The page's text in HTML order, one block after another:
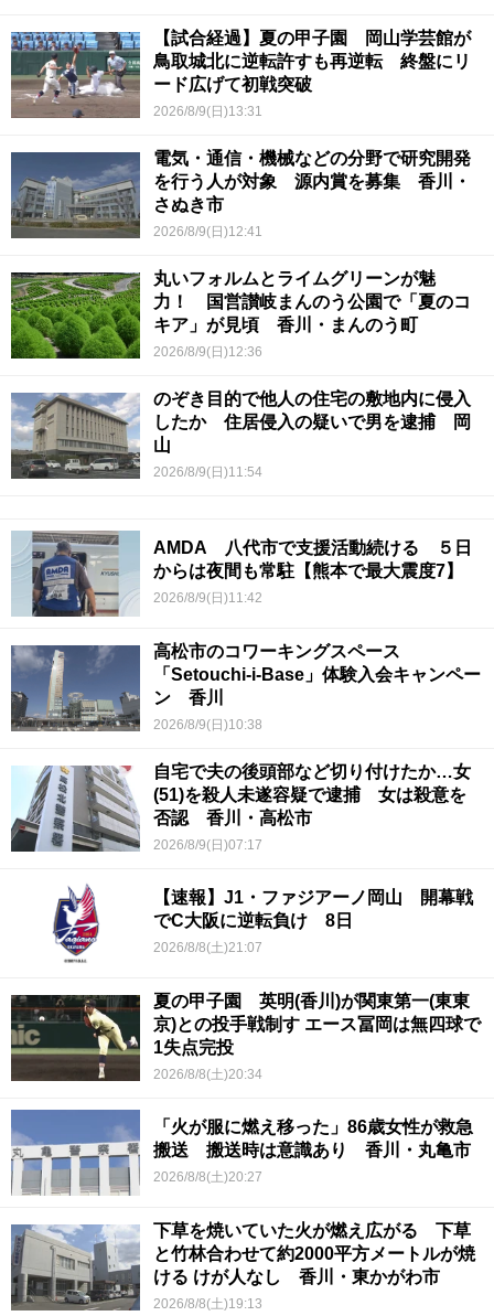
【試合経過】夏の甲子園 岡山学芸館が
鳥取城北に逆転許すも再逆転 終盤にリ
ード広げて初戦突破
2026/8/9(日)13:31
電気・通信・機械などの分野で研究開発
を行う人が対象 源内賞を募集 香川・
さぬき市
2026/8/9(日)12:41
丸いフォルムとライムグリーンが魅
力！ 国営讃岐まんのう公園で「夏のコ
キア」が見頃 香川・まんのう町
2026/8/9(日)12:36
のぞき目的で他人の住宅の敷地内に侵入
したか 住居侵入の疑いで男を逮捕 岡
山
2026/8/9(日)11:54
AMDA 八代市で支援活動続ける ５日
からは夜間も常駐【熊本で最大震度7】
2026/8/9(日)11:42
高松市のコワーキングスペース
「Setouchi-i-Base」体験入会キャンペー
ン 香川
2026/8/9(日)10:38
自宅で夫の後頭部など切り付けたか…女
(51)を殺人未遂容疑で逮捕 女は殺意を
否認 香川・高松市
2026/8/9(日)07:17
【速報】J1・ファジアーノ岡山 開幕戦
でC大阪に逆転負け 8日
2026/8/8(土)21:07
夏の甲子園 英明(香川)が関東第一(東東
京)との投手戦制す エース冨岡は無四球で
1失点完投
2026/8/8(土)20:34
「火が服に燃え移った」86歳女性が救急
搬送 搬送時は意識あり 香川・丸亀市
2026/8/8(土)20:27
下草を焼いていた火が燃え広がる 下草
と竹林合わせて約2000平方メートルが焼
ける けが人なし 香川・東かがわ市
2026/8/8(土)19:13